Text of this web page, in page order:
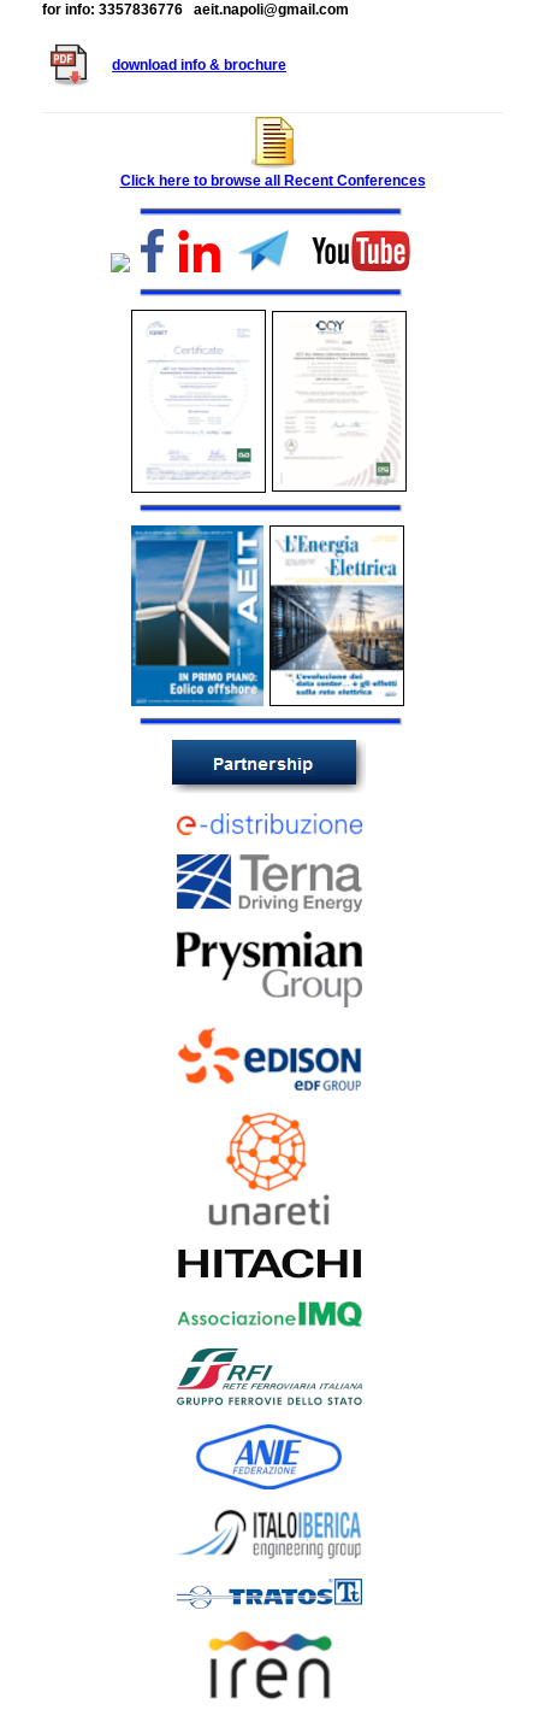
for info: 3357836776 aeit.napoli@gmail.com
download info & brochure
Click here to browse all Recent Conferences